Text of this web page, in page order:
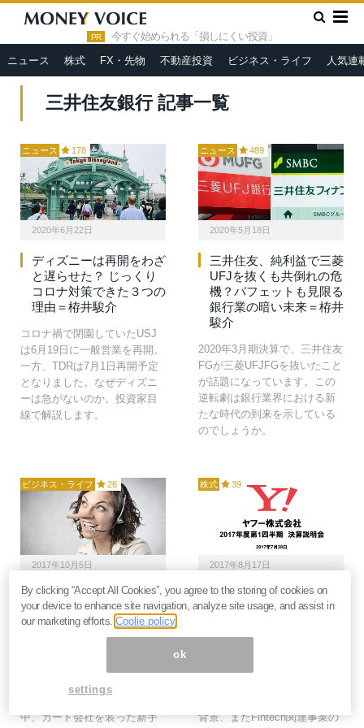
PR 今すぐ始められる「損しにくい投資」
ニュース 株式 FX・先物 不動産投資 ビジネス・ライフ 人気連
HOME » 三井住友銀行
三井住友銀行 記事一覧
ニュース 178
2020年6月22日
ディズニーは再開をわざ
と遅らせた？ じっくり
コロナ対策できた３つの
理由＝栫井駿介
コロナ禍で閉園していたUSJ
は6月19日に一般営業を再開。
一方、TDRは7月1日再開予定
となりました。なぜディズニ
ーは急がないのか。投資家目
線で解説します。
ニュース 489
2020年5月18日
三井住友、純利益で三菱
UFJを抜くも共倒れの危
機？バフェットも見限る
銀行業の暗い未来＝栫井
駿介
2020年3月期決算で、三井住友
FGが三菱UFJFGを抜いたこと
が話題になっています。この
逆転劇は銀行業界における新
たな時代の到来を示している
のでしょうか。
ビジネス・ライフ 26
2017年10月5日
今までとパターンが違
う！カード会社を装う新
手の「電話詐欺」にご用
え続け、老若男女問わず被害
中、カード会社を装った新手
株式 39
2017年8月17日
ヤフーがどうしてもジャ
パンネット銀行を連結子
シバタナオキ
背景、またFintech関連事業の
By clicking “Accept All Cookies”, you agree to the storing of cookies on
your device to enhance site navigation, analyze site usage, and assist in
our marketing efforts.Coolie policy
ok
settings